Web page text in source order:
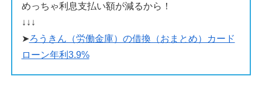
めっちゃ利息支払い額が減るから！
↓↓↓
➤ろうきん（労働金庫）の借換（おまとめ）カード
ローン年利3.9%